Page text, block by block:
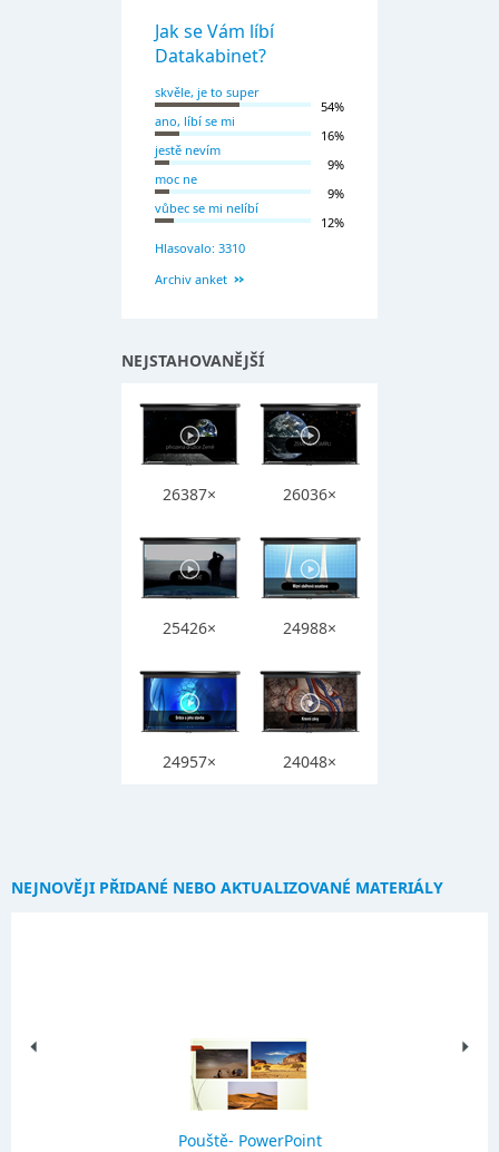
Jak se Vám líbí
Datakabinet?
skvěle, je to super
54%
ano, líbí se mi
16%
jestě nevím
9%
moc ne
9%
vůbec se mi nelíbí
12%
Hlasovalo: 3310
Archiv anket
NEJSTAHOVANĚJŠÍ
26387× 26036×
25426× 24988×
24957× 24048×
NEJNOVĚJI PŘIDANÉ NEBO AKTUALIZOVANÉ MATERIÁLY
Pouště- PowerPoint